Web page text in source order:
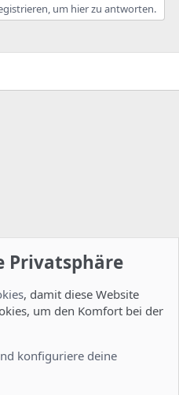
um hier zu antworten.
Privatsphäre
, damit diese Website
um den Komfort bei der
konfiguriere deine